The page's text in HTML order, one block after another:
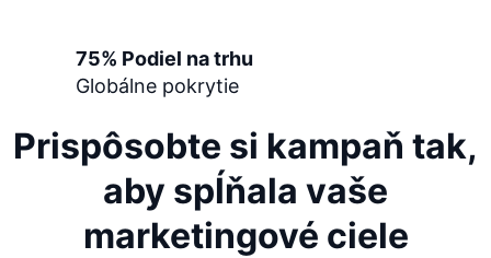
Kalendáre
Kalendár udalostí
75% Podiel na trhu
Globálne pokrytie
Prispôsobte si kampaň tak,
aby spĺňala vaše
marketingové ciele